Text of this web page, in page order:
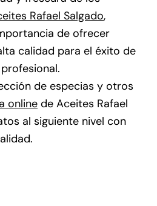
Rafael Salgado,
de ofrecer
calidad para el éxito de
de especias y otros
online de Aceites Rafael
al siguiente nivel con